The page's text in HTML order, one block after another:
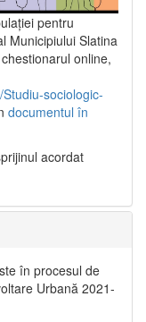
pentru
Municipiului Slatina
online,
sociologic-
documentul în
acordat
în procesul de
Urbană 2021‐